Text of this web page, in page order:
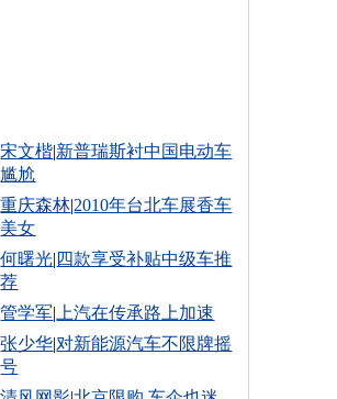
宋文楷|新普瑞斯衬中国电动车
尴尬
重庆森林|2010年台北车展香车
美女
何曙光| 四款享受补贴中级车推
荐
管学军| 上汽在传承路上加速
张少华|对新能源汽车不限牌摇
号